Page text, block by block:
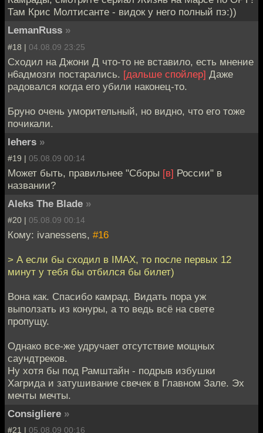
Там Крис Молтисанте - видок у него полный пэ:))
LemanRuss »
#18 | 04.08.09 23:25
Сходил на Джони Д что-то не вставило, есть мнение
н6адмозги постарались. [дальше спойлер] Даже
радовался когда его убили наконец-то.
Бруно очень уморительный, но видно, что его тоже
почикали.
lehers »
#19 | 05.08.09 00:14
Может быть, правильнее "Сборы [в] России" в
названии?
Aleks The Blade »
#20 | 05.08.09 00:14
Кому: ivanessens, #16
> А если бы сходил в IMAX, то после первых 12
минут у тебя бы отбился бы билет)
Вона как. Спасибо камрад. Видать пора уж
выползать из конуры, а то ведь всё на свете
пропущу.
Однако все-же удручает отсутствие мощных
саундтреков.
Ну хотя бы под Рамштайн - подрыв избушки
Хагрида и затушивание свечек в Главном Зале. Эх
мечты мечты.
Consigliere »
#21 | 05.08.09 00:16